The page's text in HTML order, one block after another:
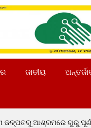
ଜାତୀୟ
କଳ୍ପତରୁ ଆଶ୍ରମରେ ଗୁରୁ